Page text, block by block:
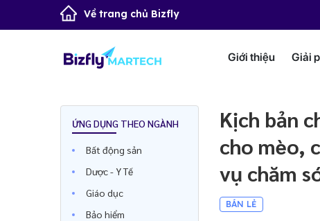
Về trang chủ Bizfly
Giới thiệu Giải
ỨNG DỤNG THEO NGÀNH
Bất động sản
Dược - Y Tế
Giáo dục
Bảo hiểm
Kịch bản
cho mèo,
vụ chăm
BÁN LẺ